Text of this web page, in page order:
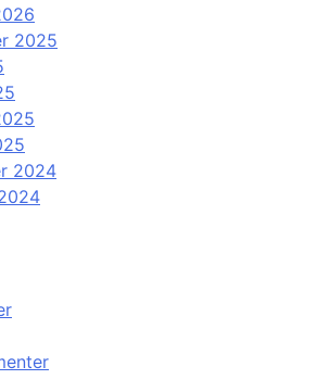
2025
2024